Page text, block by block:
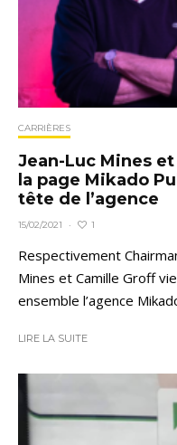
CARRIÈRES
Jean-Luc Mines
la page Mikado
tête de l’agence
15/02/2021 · 1
Respectivement
Mines et Camille Groff
ensemble l’agence
LIRE LA SUITE